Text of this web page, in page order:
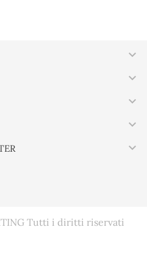





Tutti i diritti riservati